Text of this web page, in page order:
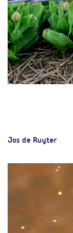
Jos de Ruyter